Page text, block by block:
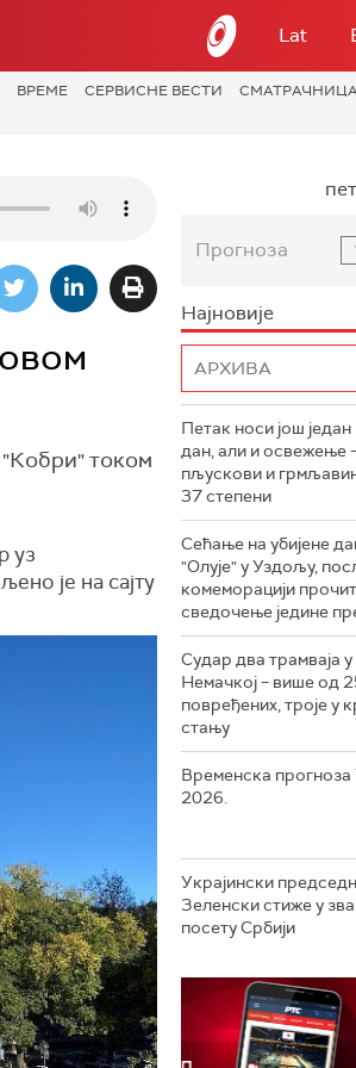
Lat
ВРЕМЕ СЕРВИСНЕ ВЕСТИ СМАТРАЧНИЦА
током
уз
је на сајту
Прогноза
Најновије
Петак носи још
дан, али и освежење
пљускови и
37 степени
Сећање на убијене
"Олује" у Уздољу,
комеморацији
сведочење једине
Судар два трамваја у
Немачкој – више од
повређених, троје у
стању
Временска прогноза
2026.
Украјински
Зеленски стиже у
посету Србији